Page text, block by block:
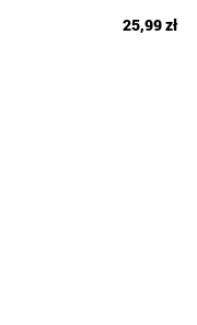
25,99 zł